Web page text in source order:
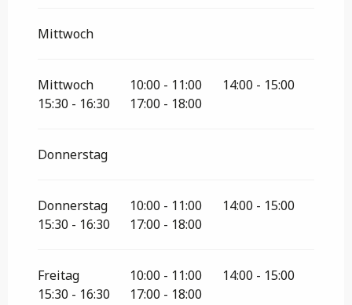
Mittwoch
Mittwoch 10:00 - 11:00
14:00 - 15:00
15:30 - 16:30
17:00 - 18:00
Donnerstag
Donnerstag 10:00 - 11:00
14:00 - 15:00
15:30 - 16:30
17:00 - 18:00
Freitag 10:00 - 11:00
14:00 - 15:00
15:30 - 16:30
17:00 - 18:00